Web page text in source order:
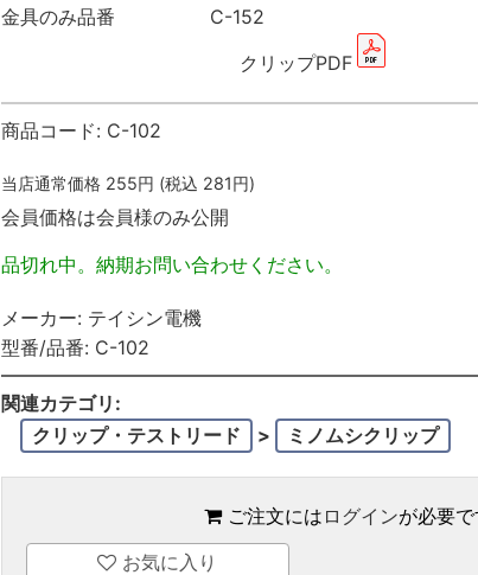
金具のみ品番 C-152
クリップPDF
商品コード: C-102
当店通常価格 255円 (税込 281円)
会員価格は会員様のみ公開
品切れ中。納期お問い合わせください。
メーカー: テイシン電機
型番/品番: C-102
関連カテゴリ:
クリップ・テストリード
> ミノムシクリップ
ご注文には ログインが必要で
お気に入り